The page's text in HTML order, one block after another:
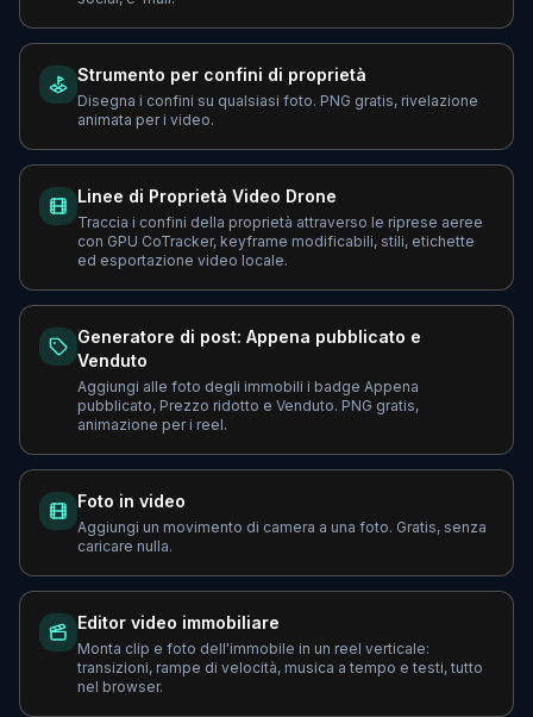
Strumento per confini di proprietà
Disegna i confini su qualsiasi foto. PNG gratis, rivelazione
animata per i video.
Linee di Proprietà Video Drone
Traccia i confini della proprietà attraverso le riprese aeree
con GPU CoTracker, keyframe modificabili, stili, etichette
ed esportazione video locale.
Generatore di post: Appena pubblicato e
Venduto
Aggiungi alle foto degli immobili i badge Appena
pubblicato, Prezzo ridotto e Venduto. PNG gratis,
animazione per i reel.
Foto in video
Aggiungi un movimento di camera a una foto. Gratis, senza
caricare nulla.
Editor video immobiliare
Monta clip e foto dell'immobile in un reel verticale:
transizioni, rampe di velocità, musica a tempo e testi, tutto
nel browser.